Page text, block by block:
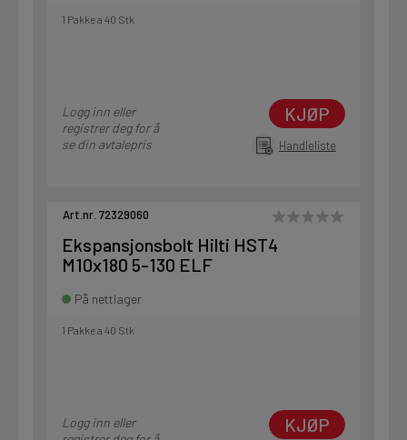
1 Pakke a 40 Stk
Logg inn eller
registrer deg for å
se din avtalepris
KJØP
Handleliste
Art.nr. 72329060
Ekspansjonsbolt Hilti HST4
M10x180 5-130 ELF
På nettlager
1 Pakke a 40 Stk
Logg inn eller
KJØP